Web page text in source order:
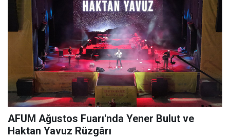
AFUM Ağustos Fuarı'nda Yener Bulut ve
Haktan Yavuz Rüzgârı